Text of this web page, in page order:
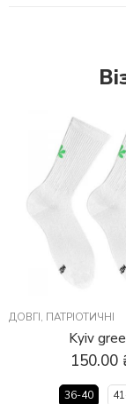
ДОВГІ, ПАТРІОТИЧНІ
Kyiv
150.00
36-40